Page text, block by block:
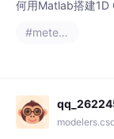
何用Matlab搭建1D
语音、心电图这种
码能帮到你，如果
#metersphere